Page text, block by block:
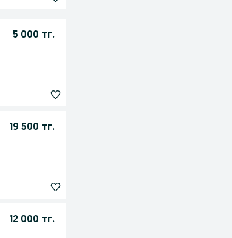
5 000 тг.
19 500 тг.
12 000 тг.